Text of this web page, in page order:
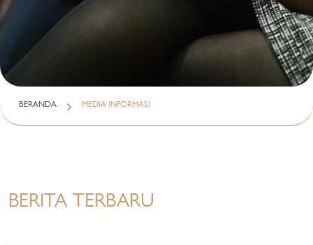
BERANDA MEDIA INFORMASI
BERITA TERBARU